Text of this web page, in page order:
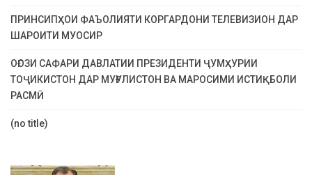
ПРИНСИПҲОИ ФАЪОЛИЯТИ КОРГАРДОНИ ТЕЛЕВИЗИОН ДАР
ШАРОИТИ МУОСИР
ОҒОЗИ САФАРИ ДАВЛАТИИ ПРЕЗИДЕНТИ ҶУМҲУРИИ
ТОҶИКИСТОН ДАР МУҒУЛИСТОН ВА МАРОСИМИ ИСТИҚБОЛИ
РАСМӢ
(no title)